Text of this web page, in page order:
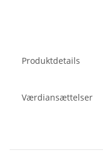
Produktdetails
Værdiansættelser